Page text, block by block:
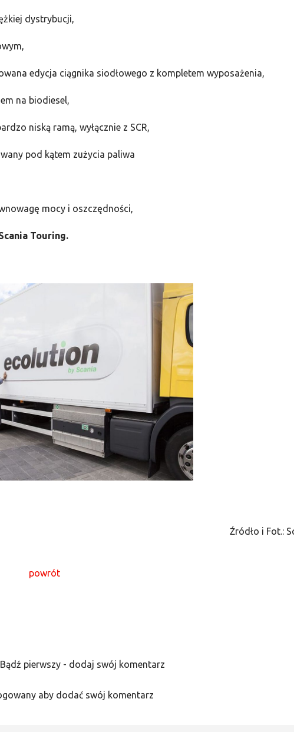
dystrybucji,
edycja ciągnika siodłowego z kompletem wyposażenia,
na biodiesel,
niską ramą, wyłącznie z SCR,
pod kątem zużycia paliwa
mocy i oszczędności,
Touring.
Źródło i Fot.:
powrót
pierwszy - dodaj swój komentarz
aby dodać swój komentarz